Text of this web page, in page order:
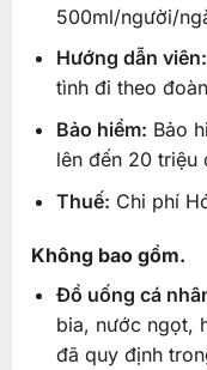
500ml/người/
Hướng dẫn viên:
tình đi theo
Bảo hiểm: Bảo
lên đến 20 triệu
Thuế: Chi phí
Không bao gồm.
Đồ uống cá
bia, nước ngọt,
đã quy định